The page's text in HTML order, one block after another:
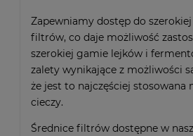
Zapewniamy dostęp do
filtrów, co daje możliwość
szerokiej gamie lejków i
zalety wynikające z możliwości
że jest to najczęściej
cieczy.
Średnice filtrów dostępne w